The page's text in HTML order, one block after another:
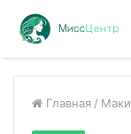
Главная /